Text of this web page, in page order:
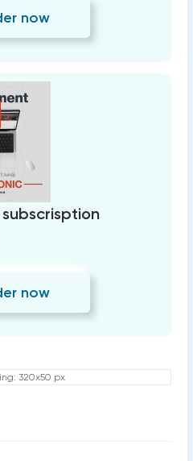
now
now
320x50 px